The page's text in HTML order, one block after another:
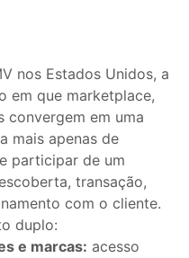
nos Estados Unidos, a
em que marketplace,
convergem em uma
mais apenas de
participar de um
transação,
com o cliente.
duplo:
e marcas: acesso